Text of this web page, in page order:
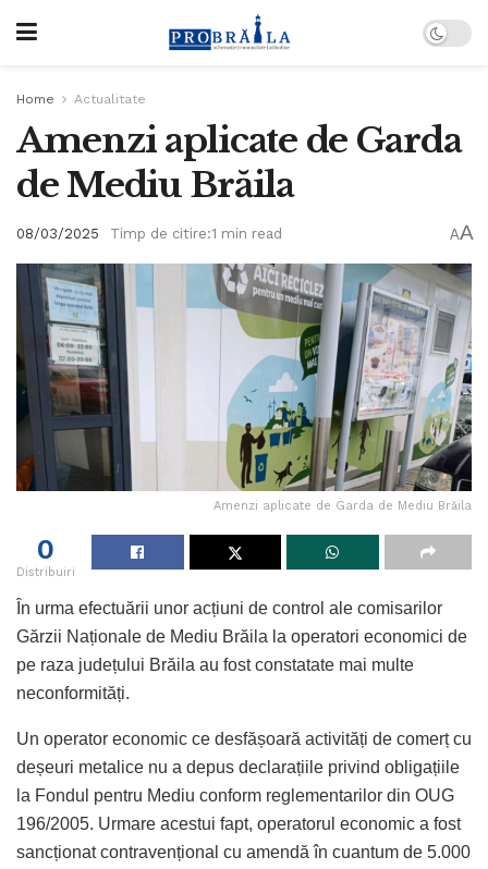
Home Actualitate
Amenzi aplicate de Garda
de Mediu Brăila
08/03/2025 Timp de citire:1 min read AA
Amenzi aplicate de Garda de Mediu Brăila
0
Distribuiri
În urma efectuării unor acțiuni de control ale comisarilor
Gărzii Naționale de Mediu Brăila la operatori economici de
pe raza județului Brăila au fost constatate mai multe
neconformități.
Un operator economic ce desfășoară activități de comerț cu
deșeuri metalice nu a depus declarațiile privind obligațiile
la Fondul pentru Mediu conform reglementarilor din OUG
196/2005. Urmare acestui fapt, operatorul economic a fost
sancționat contravențional cu amendă în cuantum de 5.000